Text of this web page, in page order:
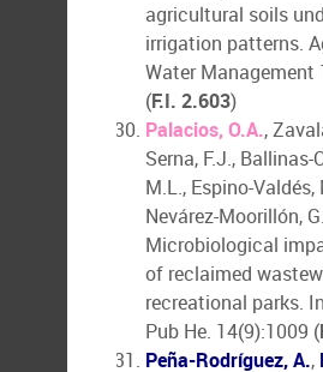
agricultural soils
irrigation patterns.
Water Management
(F.I. 2.603)
Palacios, O.A.,
Serna, F.J., Ballinas-
M.L., Espino-Valdés,
Nevárez-Moorillón,
Microbiological
of reclaimed
recreational parks.
Pub He. 14(9):1009 (
Peña-Rodríguez, A.,